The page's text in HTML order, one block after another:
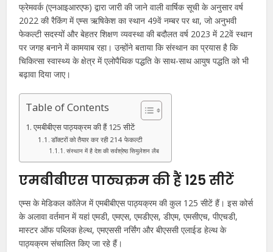
फ्रेमवर्क (एनआइआरएफ) द्वारा जारी की जाने वाली वार्षिक सूची के अनुसार वर्ष
2022 की रैकिंग में एम्स ऋषिकेश का स्थान 49वें नम्बर पर था, जो अनुभवी
फेकल्टी सदस्यों और बेहतर शिक्षण व्यवस्था की बदौलत वर्ष 2023 में 22वें स्थान
पर जगह बनाने में कामयाब रहा। उन्होंने बताया कि संस्थान का प्रयास है कि
चिकित्सा स्वास्थ्य के क्षेत्र में एलोपैथिक पद्धति के साथ-साथ आयुष पद्धति को भी
बढ़ावा दिया जाए।
Table of Contents
एमबीबीएस पाठ्यक्रम की हैं 125 सीटें
डॉक्टरों को तैयार कर रही 214 फेकल्टी
संस्थान में है देश की सर्वश्रेष्ठ सिमुलेशन लैब
एमबीबीएस पाठ्यक्रम की हैं 125 सीटें
एम्स के मेडिकल कॉलेज में एमबीबीएस पाठ्यक्रम की कुल 125 सीटें हैं। इस कोर्स
के अलावा वर्तमान में यहां एमडी, एमएस, एमडीएस, डीएम, एमसीएच, पीएचडी,
मास्टर ऑफ पब्लिक हेल्थ, एमएससी नर्सिंग और बीएससी एलाईड हेल्थ के
पाठ्यक्रम संचालित किए जा रहे हैं।